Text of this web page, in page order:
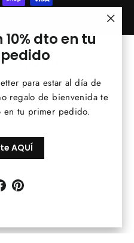
dto en tu
para estar al día de
regalo de bienvenida te
en tu primer pedido.
AQUÍ
FacebookPinterest
ayuda?
WhatsApp para resolver
WhatsApp